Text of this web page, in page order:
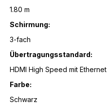
1.80 m
Schirmung:
3-fach
Übertragungsstandard:
HDMI High Speed mit Ethernet
Farbe:
Schwarz